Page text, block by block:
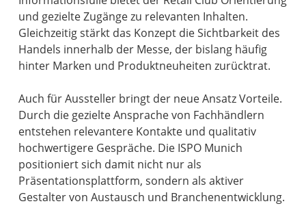
und gezielte Zugänge zu relevanten Inhalten.
Gleichzeitig stärkt das Konzept die Sichtbarkeit des
Handels innerhalb der Messe, der bislang häufig
hinter Marken und Produktneuheiten zurücktrat.
Auch für Aussteller bringt der neue Ansatz Vorteile.
Durch die gezielte Ansprache von Fachhändlern
entstehen relevantere Kontakte und qualitativ
hochwertigere Gespräche. Die ISPO Munich
positioniert sich damit nicht nur als
Präsentationsplattform, sondern als aktiver
Gestalter von Austausch und Branchenentwicklung.